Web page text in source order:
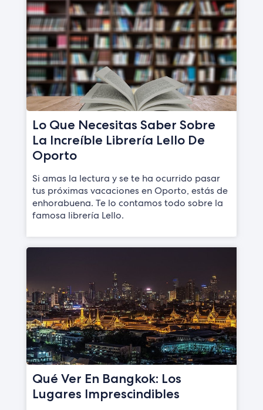
Lo Que Necesitas Saber Sobre
La Increíble Librería Lello De
Oporto
Si amas la lectura y se te ha ocurrido pasar
tus próximas vacaciones en Oporto, estás de
enhorabuena. Te lo contamos todo sobre la
famosa librería Lello.
Qué Ver En Bangkok: Los
Lugares Imprescindibles